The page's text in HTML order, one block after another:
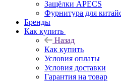
Защёлки APECS
Фурнитура для
Бренды
Как купить
Назад
Как купить
Условия оплаты
Условия доставки
Гарантия на товар